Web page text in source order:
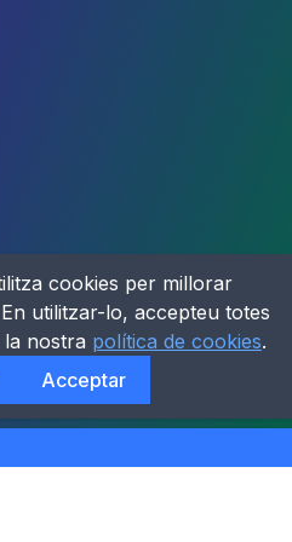
cookies per millorar
utilitzar-lo, accepteu totes
nostra política de cookies.
Acceptar